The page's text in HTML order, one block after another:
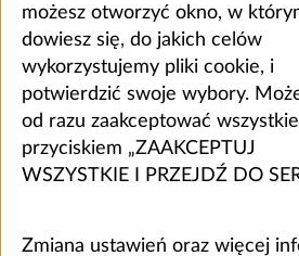
możesz otworzyć okno, w
dowiesz się, do jakich celów
wykorzystujemy pliki cookie, i
potwierdzić swoje wybory.
od razu zaakceptować
przyciskiem „ZAAKCEPTUJ
WSZYSTKIE I PRZEJDŹ DO
Zmiana ustawień oraz więcej